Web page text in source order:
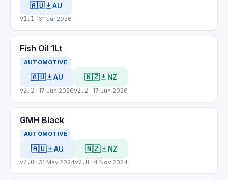
🇦🇺 AU
v1.1 · 31 Jul 2026
Fish Oil 1Lt
AUTOMOTIVE
🇦🇺 AU
v2.2 · 17 Jun 2026
🇳🇿 NZ
v2.2 · 17 Jun 2026
GMH Black
AUTOMOTIVE
🇦🇺 AU
v2.0 · 31 May 2024
🇳🇿 NZ
v2.0 · 4 Nov 2024